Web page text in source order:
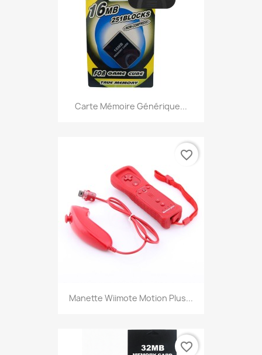
Carte Mémoire Générique...
Manette Wiimote Motion Plus...
favorite_border
favorite_border